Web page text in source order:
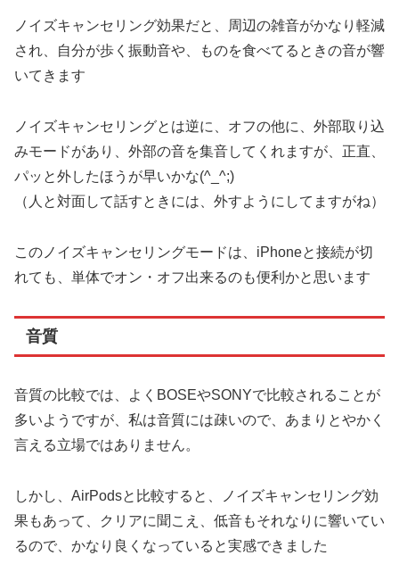
ノイズキャンセリング効果だと、周辺の雑音がかなり軽減
され、自分が歩く振動音や、ものを食べてるときの音が響
いてきます
ノイズキャンセリングとは逆に、オフの他に、外部取り込
みモードがあり、外部の音を集音してくれますが、正直、
パッと外したほうが早いかな(^_^;)
（人と対面して話すときには、外すようにしてますがね）
このノイズキャンセリングモードは、iPhoneと接続が切
れても、単体でオン・オフ出来るのも便利かと思います
音質
音質の比較では、よくBOSEやSONYで比較されることが
多いようですが、私は音質には疎いので、あまりとやかく
言える立場ではありません。
しかし、AirPodsと比較すると、ノイズキャンセリング効
果もあって、クリアに聞こえ、低音もそれなりに響いてい
るので、かなり良くなっていると実感できました